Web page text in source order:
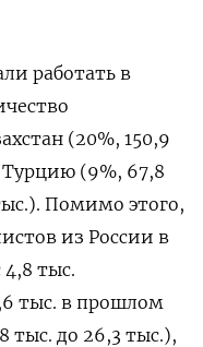
работать в
(20%, 150,9
(9%, 67,8
Помимо этого,
из России в
тыс.
тыс. в прошлом
тыс. до 26,3 тыс.),